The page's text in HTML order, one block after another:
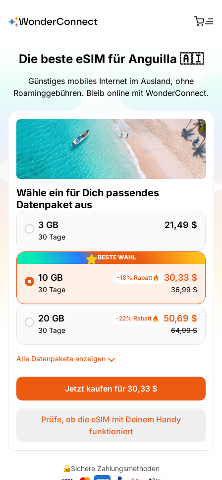
Die beste eSIM für Anguilla 🇦🇮
Günstiges mobiles Internet im Ausland, ohne
Roaminggebühren. Bleib online mit WonderConnect.
Wähle ein für Dich passendes
Datenpaket aus
3 GB
30 Tage
21,49 $
BESTE WAHL
10 GB
30 Tage
-18% Rabatt 30,33 $
36,99 $
20 GB
30 Tage
-22% Rabatt 50,69 $
64,99 $
Alle Datenpakete anzeigen
Jetzt kaufen für 30,33 $
Prüfe, ob die eSIM mit Deinem Handy
funktioniert
Sichere Zahlungsmethoden